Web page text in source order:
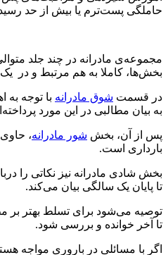
حاملگی پست‌ترم یا بیش از حد
مجموعه‌ی مادرانه در چند جلد
بخش‌ها، کاملا به هم مرتبط و در
در قسمت شوق مادرانه با توجه به
به بیان مطالبی در این مورد
پس از آن، بخش شور مادرانه،
بارداری است.
بخش شادی مادرانه نیز نکاتی را
تا پایان یک سالگی بیان می‌کند.
توصیه می‌شود برای تسلط بهتر بر
تا آخر خوانده و بررسی شود.
اگر با مسائلی در باروری مواجه